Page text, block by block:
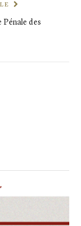
Pénale des